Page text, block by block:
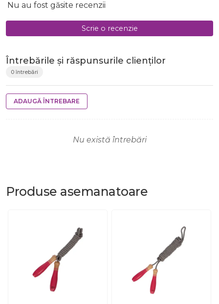
Nu au fost găsite recenzii
Scrie o recenzie
Întrebările și răspunsurile clienților
0 întrebări
ADAUGĂ ÎNTREBARE
Nu există întrebări
Produse asemanatoare